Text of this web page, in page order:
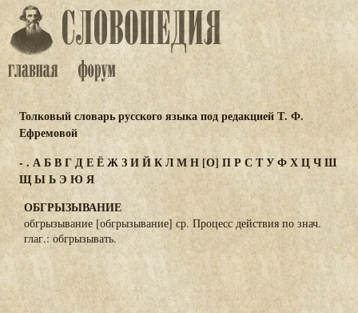
Толковый словарь русского языка под редакцией Т. Ф.
Ефремовой
- . АБВГДЕЁЖЗИЙКЛМН [О] ПРС ТУФХЦЧШ
ЩЫЬЭ ЮЯ
ОБГРЫЗЫВАНИЕ
обгрызывание [обгрызывание] ср. Процесс действия по знач.
глаг.: обгрызывать.